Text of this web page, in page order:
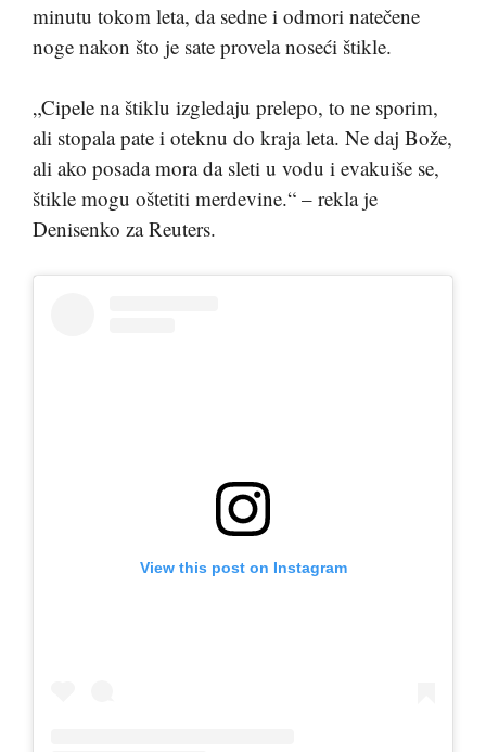
minutu tokom leta, da sedne i odmori natečene
noge nakon što je sate provela noseći štikle.
„Cipele na štiklu izgledaju prelepo, to ne sporim,
ali stopala pate i oteknu do kraja leta. Ne daj Bože,
ali ako posada mora da sleti u vodu i evakuiše se,
štikle mogu oštetiti merdevine.“ – rekla je
Denisenko za Reuters.
View this post on Instagram